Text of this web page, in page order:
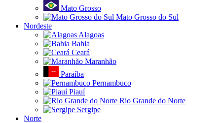
Mato Grosso
Mato Grosso do Sul
Nordeste
Alagoas
Bahia
Ceará
Maranhão
Paraíba
Pernambuco
Piauí
Rio Grande do Norte
Sergipe
Norte